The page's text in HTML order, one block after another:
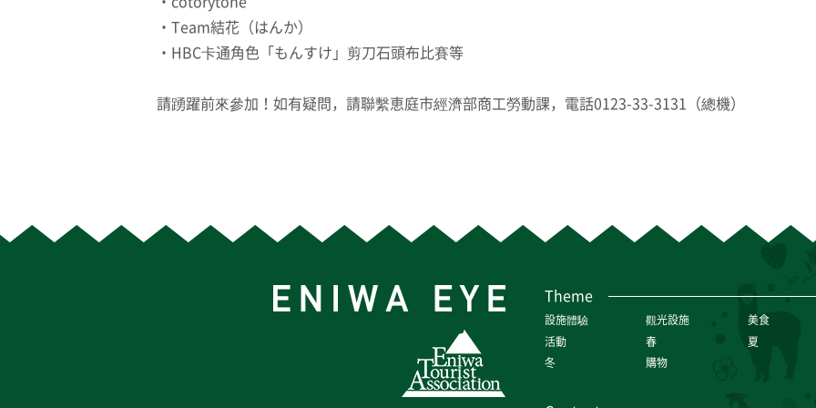
・Team結花（はんか）
・HBC卡通角色「もんすけ」剪刀石頭布比賽等
請踴躍前來參加！如有疑問，請聯繫恵庭市經濟部商工勞動課，電話0123-33-3131（總機）
Theme
設施體驗 觀光設施
美食
活動
春
夏
冬
購物